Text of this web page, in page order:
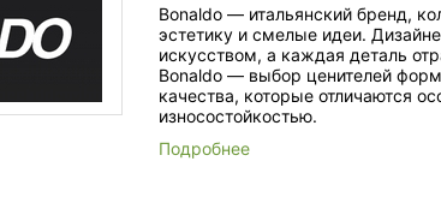
Bonaldo — итальянский бренд,
эстетику и смелые идеи.
искусством, а каждая деталь
Bonaldo — выбор ценителей
качества, которые отличаются
износостойкостью.
Подробнее